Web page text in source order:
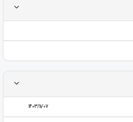
1403/11/07